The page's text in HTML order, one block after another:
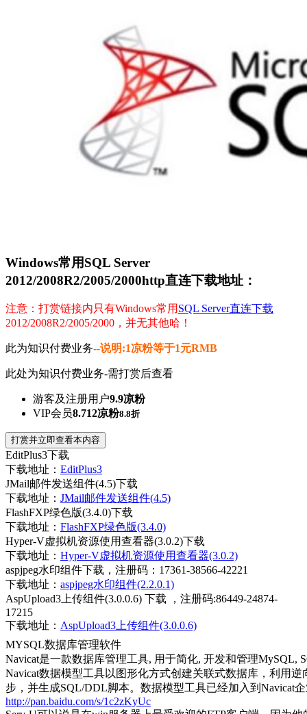
Windows常用SQL Server
2012/2008R2/2005/2000http直连下载地址：
注意：打赏链接内只有Windows常用 SQL Server直连下载
2012/2008R2/2005/2000，并无其他哈！
此为知识付费业务--说明:1凉粉等于1元RMB
此处为知识付费业务-需打赏后查看
游客及注册用户9.9凉粉
VIP会员8.712凉粉8.8折
打赏并立即查看本内容
EditPlus3下载
下载地址： EditPlus3
JMail邮件发送组件(4.5)下载
下载地址： JMail邮件发送组件(4.5)
FlashFXP绿色版(3.4.0)下载
下载地址： FlashFXP绿色版(3.4.0)
Hyper-V虚拟机资源使用查看器(3.0.2)下载
下载地址： Hyper-V虚拟机资源使用查看器(3.0.2)
aspjpeg水印组件下载，注册码：17361-38566-42221
下载地址： aspjpeg水印组件(2.2.0.1)
AspUpload3上传组件(3.0.0.6) 下载 ，注册码:86449-24874-
17215
下载地址： AspUpload3上传组件(3.0.0.6)
MYSQL数据库管理软件
Navicat是一款数据库管理工具, 用于简化, 开发和管理MySQL,
Navicat数据模型工具以图形化方式创建关联式数据库，利用
步，并生成SQL/DDL脚本。数据模型工具已经加入到Navicat
http://pan.baidu.com/s/1c2zKyUc